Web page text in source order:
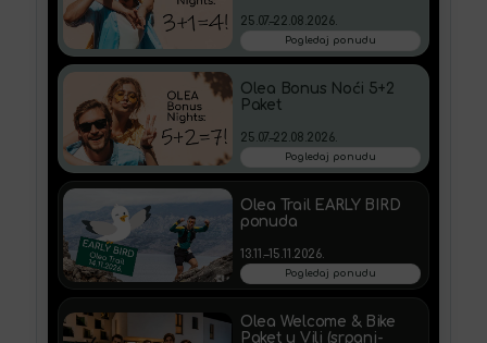
25.07.–22.08.2026.
Pogledaj ponudu
Olea Bonus Noći 5+2
Paket
25.07.–22.08.2026.
Pogledaj ponudu
Olea Trail EARLY BIRD
ponuda
13.11.–15.11.2026.
Pogledaj ponudu
Olea Welcome & Bike
Paket u Vili (srpanj-